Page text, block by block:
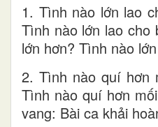
1. Tình nào lớn lao
Tình nào lớn lao cho
lớn hơn? Tình nào
2. Tình nào quí hơn
Tình nào quí hơn
vang: Bài ca khải